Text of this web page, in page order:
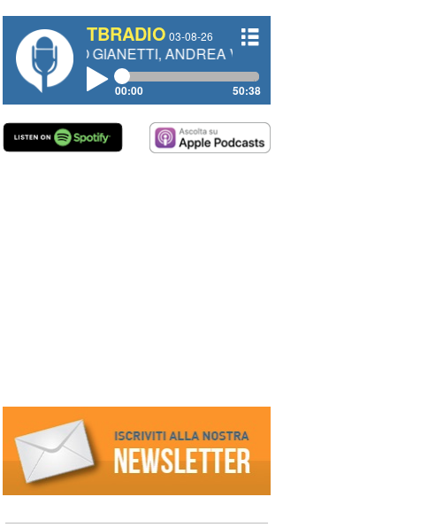
TBRADIO 03-08-26
ANDREA VENDRAME, FILIPPO FIORELLI
00:00 50:38